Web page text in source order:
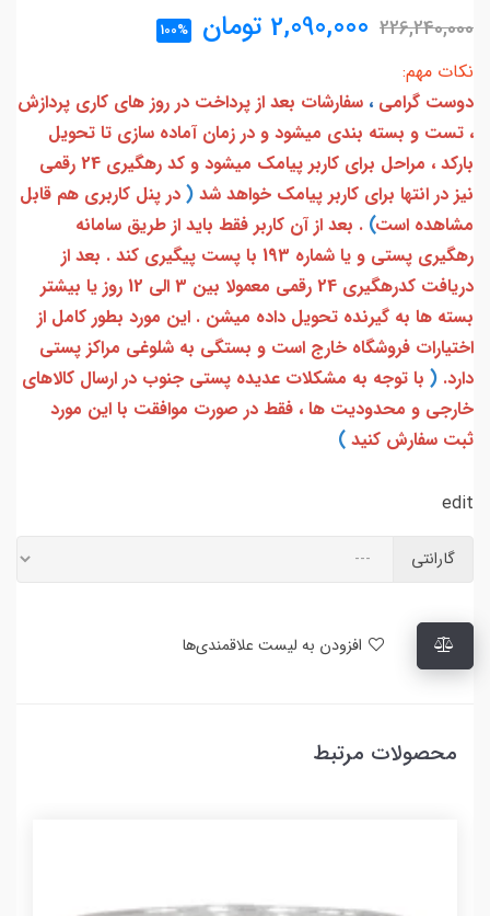
226,240,000
2,090,000 تومان 100%
نکات مهم:
دوست گرامی ، سفارشات بعد از پرداخت در روز های کاری پردازش
، تست و بسته بندی میشود و در زمان آماده سازی تا تحویل
بارکد ، مراحل برای کاربر پیامک میشود و کد رهگیری 24 رقمی
نیز در انتها برای کاربر پیامک خواهد شد ( در پنل کاربری هم قابل
مشاهده است) . بعد از آن کاربر فقط باید از طریق سامانه
رهگیری پستی و یا شماره 193 با پست پیگیری کند . بعد از
دریافت کدرهگیری 24 رقمی معمولا بین 3 الی 12 روز یا بیشتر
بسته ها به گیرنده تحویل داده میشن . این مورد بطور کامل از
اختیارات فروشگاه خارج است و بستگی به شلوغی مراکز پستی
دارد. ( با توجه به مشکلات عدیده پستی جنوب در ارسال کالاهای
خارجی و محدودیت ها ، فقط در صورت موافقت با این مورد
ثبت سفارش کنید )
edit
گارانتی
محصولات مرتبط